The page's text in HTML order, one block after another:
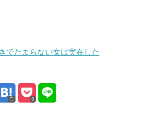
でたまらない女は実在した
0